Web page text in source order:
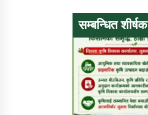
सम्बन्धित शीर्षक